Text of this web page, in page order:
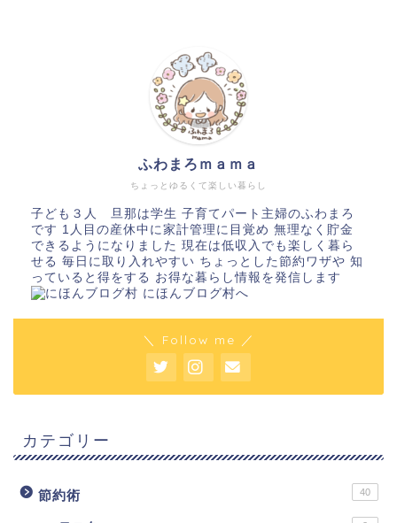
ちょっとゆるくて楽しい暮らし
ふわまろｍａｍａ
子ども３人 旦那は学生 子育てパート主婦のふわまろ
です 1人目の産休中に家計管理に目覚め 無理なく貯金
できるようになりました 現在は低収入でも楽しく暮ら
せる 毎日に取り入れやすい ちょっとした節約ワザや 知
っていると得をする お得な暮らし情報を発信します
＼ Follow me ／
カテゴリー
節約術 40